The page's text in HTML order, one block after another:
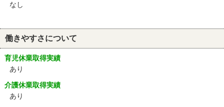
なし
働きやすさについて
育児休業取得実績
あり
介護休業取得実績
あり